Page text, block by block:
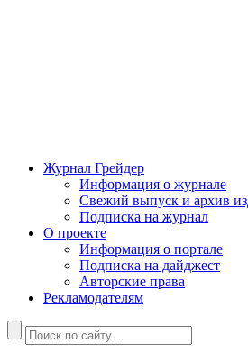
Журнал Грейдер
Информация о журнале
Свежий выпуск и архив
Подписка на журнал
О проекте
Информация о портале
Подписка на дайджест
Авторские права
Рекламодателям